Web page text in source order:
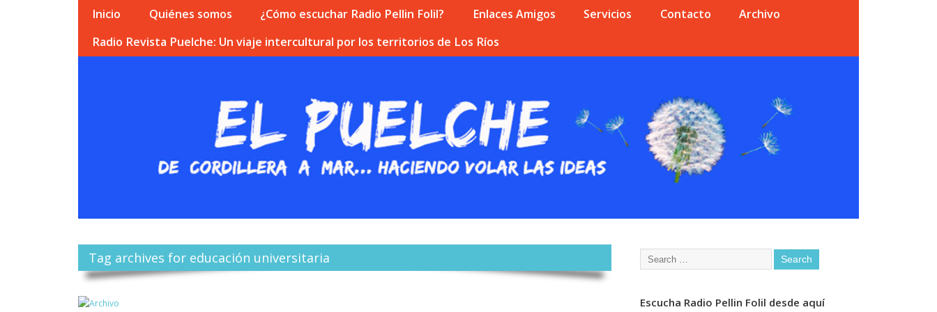
Inicio Quiénes somos ¿Cómo escuchar Radio Pellin Folil? Enlaces Amigos Servicios Contacto
Archivo
Radio Revista Puelche: Un viaje intercultural por los territorios de Los Ríos
Tag archives for educación universitaria
Escucha Radio Pellin Folil desde aquí